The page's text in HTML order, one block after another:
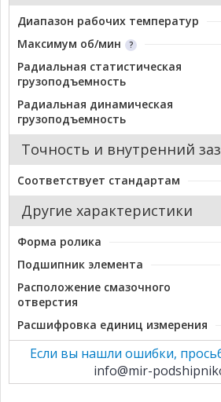
Диапазон рабочих температур
Максимум об/мин
Радиальная статистическая
грузоподъемность
Радиальная динамическая
грузоподъемность
Точность и внутренний
Соответствует стандартам
Другие характеристики
Форма ролика
Подшипник элемента
Расположение смазочного
отверстия
Расшифровка единиц измерения
Если вы нашли ошибки,
info@mir-